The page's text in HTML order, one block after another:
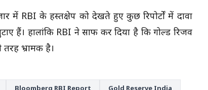
में RBI के हस्तक्षेप को देखते हुए कुछ रिपोर्टों में दावा
हैं। हालांकि RBI ने साफ कर दिया है कि गोल्ड रिजर्व
भ्रामक है।